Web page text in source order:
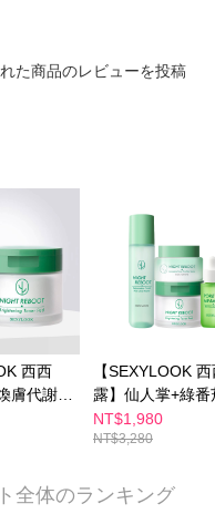
た商品のレビューを投稿
西西
膚代謝棉
人掌發
【SEXYLOOK
露】仙人掌+綠番
組(夜光霜
光水150mlx1+仙
華35mlx1)
NT$1,980
NT$3,280
全体のランキング